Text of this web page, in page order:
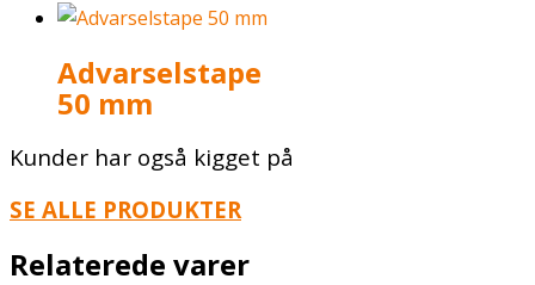
Advarselstape
50 mm
Kunder har også kigget på
SE ALLE PRODUKTER
Relaterede varer